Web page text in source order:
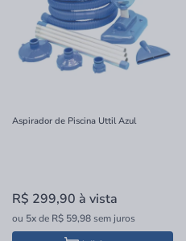
Aspirador de Piscina Uttil Azul
R$ 299,90 à vista
ou 5xde R$ 59,98sem juros